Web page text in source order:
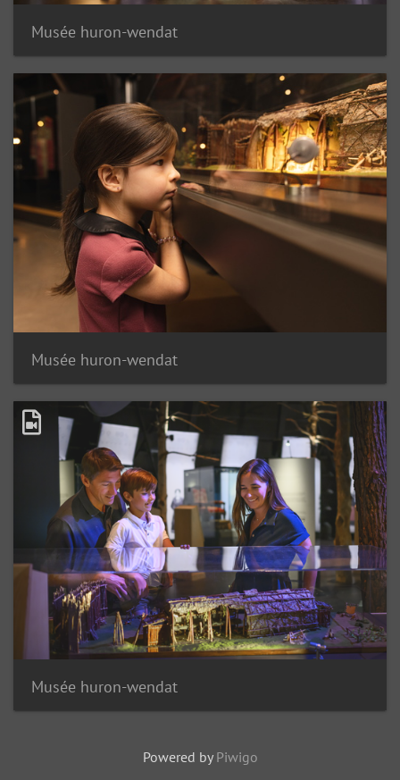
Musée huron-wendat
Musée huron-wendat
Musée huron-wendat
Powered by Piwigo